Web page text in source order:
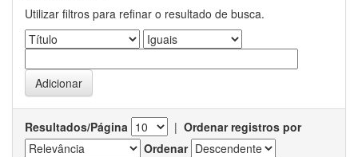
Utilizar filtros para refinar o resultado de busca.
Resultados/Página | Ordenar registros por
Ordenar